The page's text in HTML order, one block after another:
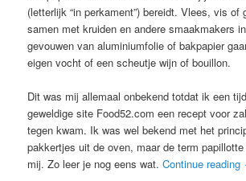
(letterlijk “in perkament”) bereidt. Vlees, vis of
samen met kruiden en andere smaakmakers
gevouwen van aluminiumfolie of bakpapier
eigen vocht of een scheutje wijn of bouillon.
Dit was mij allemaal onbekend totdat ik een
geweldige site Food52.com een recept voor
tegen kwam. Ik was wel bekend met het
pakkertjes uit de oven, maar de term
mij. Zo leer je nog eens wat.Continue reading